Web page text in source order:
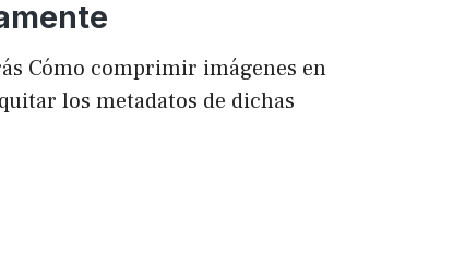
Cómo comprimir imágenes en
los metadatos de dichas